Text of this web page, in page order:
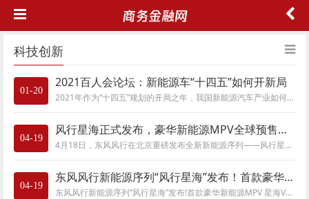
科技创新
01-20
2021百人会论坛：新能源车“十四五”如何开新局
2021年作为“十四五”规划的开局之年，我国新能源汽车产业如何发展？全国政协经济委员会副主任苗圩的判断是，新能源汽车发展势头良好，为我国及
04-19
风行星海正式发布，豪华新能源MPV全球预售，创变美好出行新生态
4月18日，东风风行在北京重磅发布全新新能源序列——风行星海。其首款豪华新能源旗舰MPV——风行星海V9也同步开启全球预售，预售价格为19.99万元起
04-19
东风风行新能源序列“风行星海”发布！首款豪华新能源MPV 星海V9全球预售
东风风行新能源序列“风行星海”发布!首款豪华新能源MPV 星海V9全球预售2024年04月18日 23:49 来源：广西新闻网 作者：徐春喜 编辑：农晓华东风风行首